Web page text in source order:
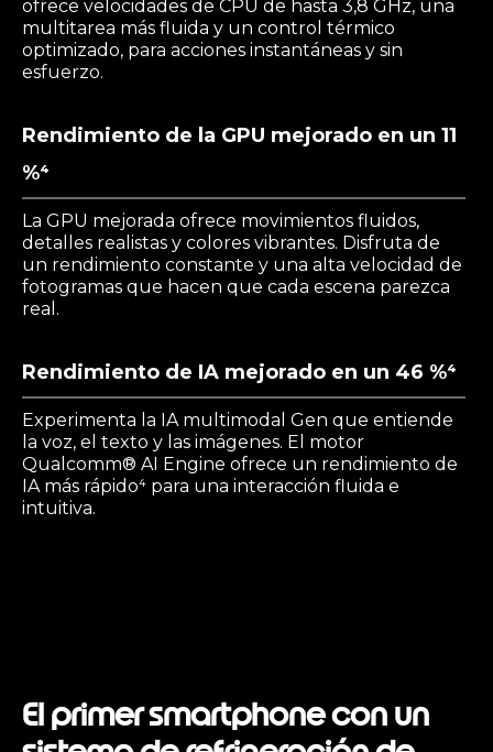
ofrece velocidades de CPU de hasta 3,8 GHz, una
multitarea más fluida y un control térmico
optimizado, para acciones instantáneas y sin
esfuerzo.
Rendimiento de la GPU mejorado en un 11
%⁴
La GPU mejorada ofrece movimientos fluidos,
detalles realistas y colores vibrantes. Disfruta de
un rendimiento constante y una alta velocidad de
fotogramas que hacen que cada escena parezca
real.
Rendimiento de IA mejorado en un 46 %⁴
Experimenta la IA multimodal Gen que entiende
la voz, el texto y las imágenes. El motor
Qualcomm® AI Engine ofrece un rendimiento de
IA más rápido⁴ para una interacción fluida e
intuitiva.
El primer smartphone con un